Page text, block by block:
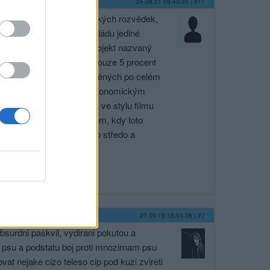
důstojníky amerických rozvědek,
hegemonii, čili světovládu jediné
globalisté a ti svůj projekt nazvaný
představují pouze 5 procent
samozřejmě kořistěných po celém
států ekonomickým
válka, apokalypsa ve stylu filmu
s kanadou a mexikem, kdy toto
zasahovat ani do středo a
27.09.19 18:03:28 | #7
paskvil, vydirani pokutou a
a podstatu boj proti mnozirnam psu
nejake cizo teleso cip pod kuzi zvireti